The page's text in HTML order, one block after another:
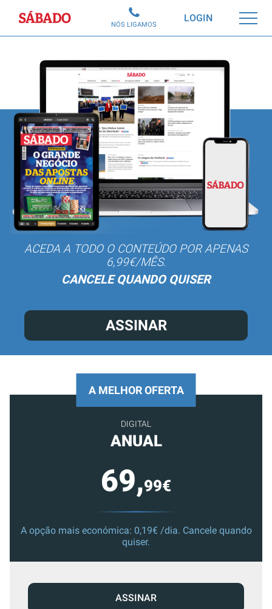
Sábado LOGIN
NÓS LIGAMOS
ACEDA A TODO O CONTEÚDO POR APENAS
6,99€/MÊS.
CANCELE QUANDO QUISER
ASSINAR
A MELHOR OFERTA
DIGITAL
ANUAL
69,99€
A opção mais económica: 0,19€ /dia. Cancele quando
quiser.
ASSINAR